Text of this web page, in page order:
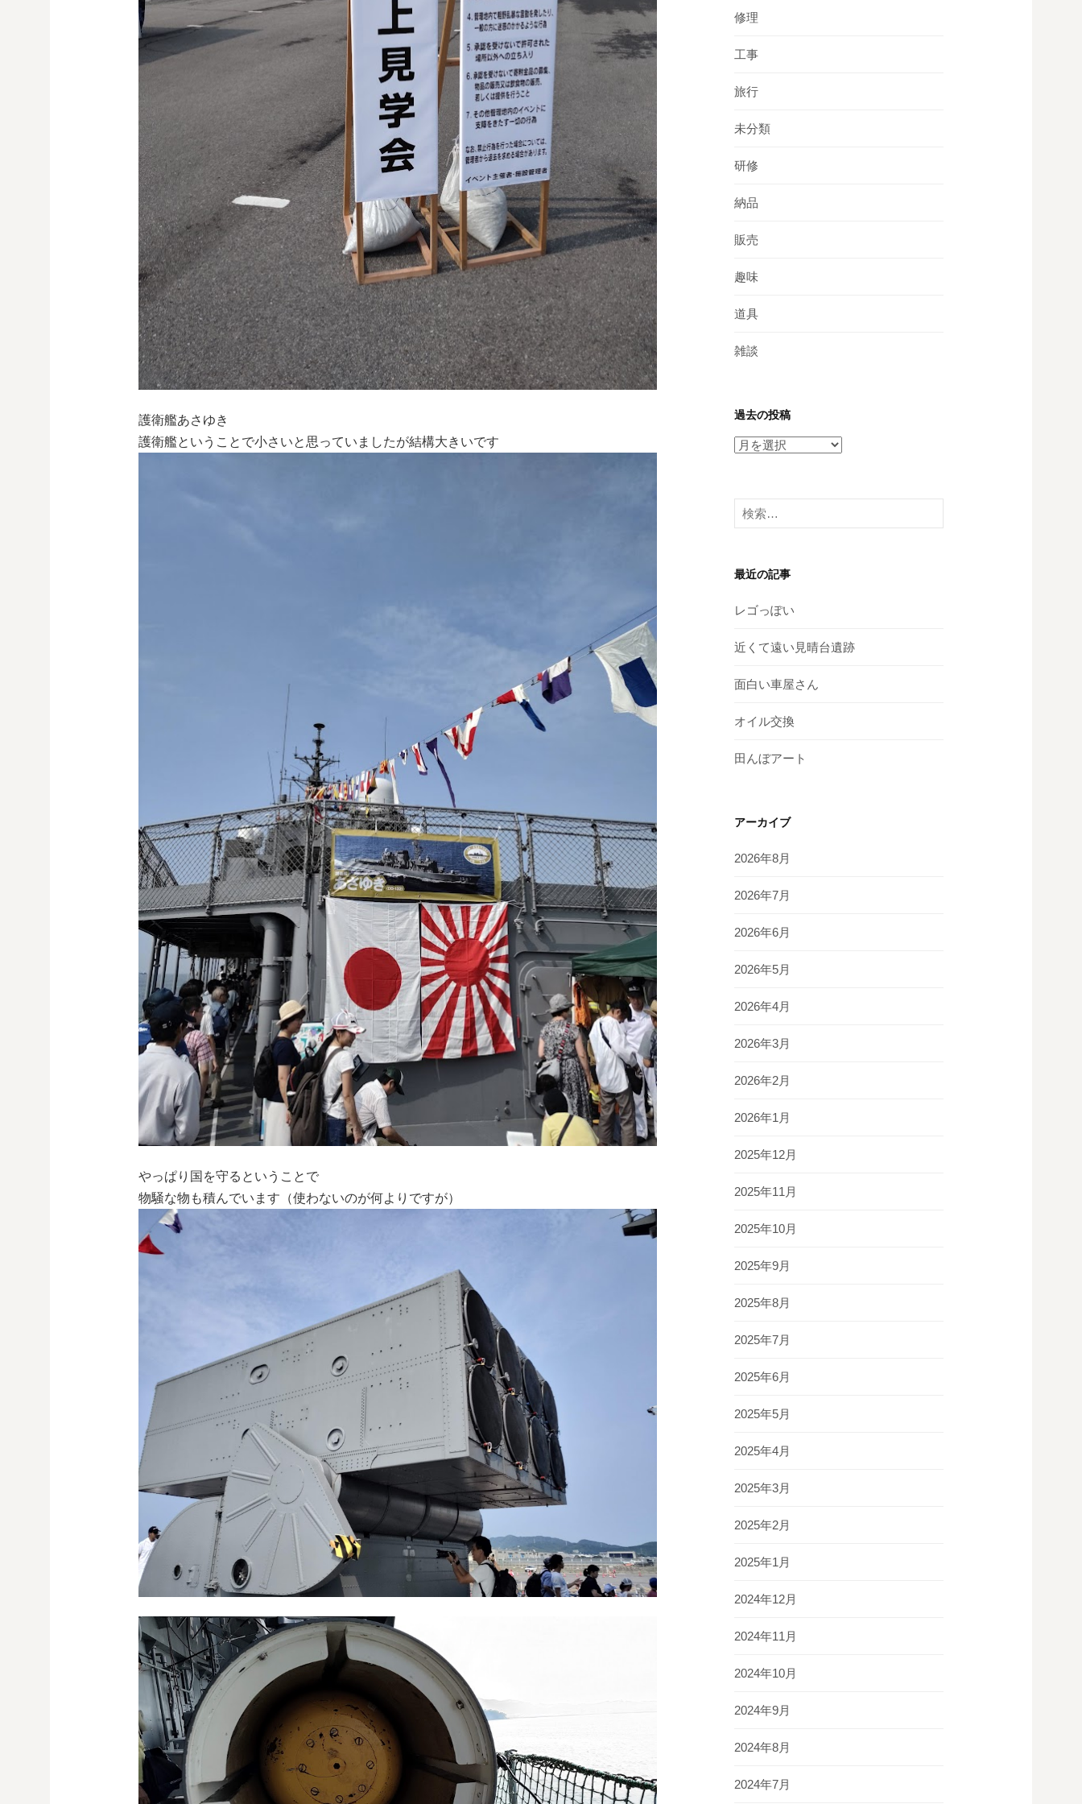
護衛艦あさゆき
護衛艦ということで小さいと思っていましたが結構大きいです
やっぱり国を守るということで
物騒な物も積んでいます（使わないのが何よりですが）
修理
工事
旅行
未分類
研修
納品
販売
趣味
道具
雑談
過去の投稿
過
投
稿
検
索:
最近の記事
レゴっぽい
近くて遠い見晴台遺跡
面白い車屋さん
オイル交換
田んぼアート
アーカイブ
2026年8月
2026年7月
2026年6月
2026年5月
2026年4月
2026年3月
2026年2月
2026年1月
2025年12月
2025年11月
2025年10月
2025年9月
2025年8月
2025年7月
2025年6月
2025年5月
2025年4月
2025年3月
2025年2月
2025年1月
2024年12月
2024年11月
2024年10月
2024年9月
2024年8月
2024年7月